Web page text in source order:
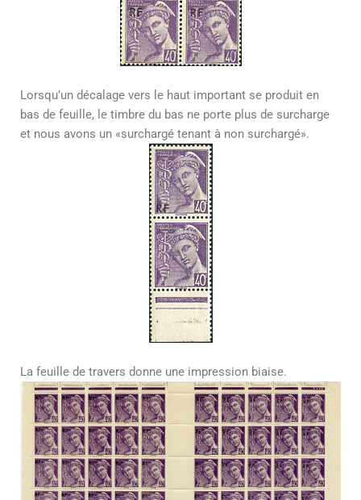
Lorsqu’un décalage vers le haut important se produit en
bas de feuille, le timbre du bas ne porte plus de surcharge
et nous avons un «surchargé tenant à non surchargé».
La feuille de travers donne une impression biaise.